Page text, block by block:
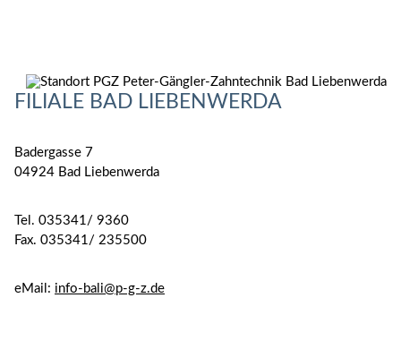
FILIALE BAD LIEBENWERDA
Badergasse 7
04924 Bad Liebenwerda
Tel. 035341/ 9360
Fax. 035341/ 235500
eMail: info-bali@p-g-z.de